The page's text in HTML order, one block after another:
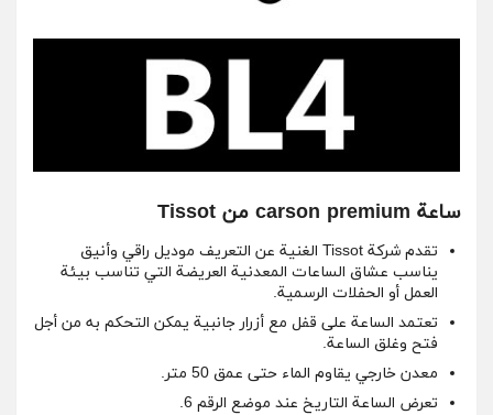
ساعة carson premium من Tissot
تقدم شركة Tissot الغنية عن التعريف موديل راقي وأنيق
يناسب عشاق الساعات المعدنية العريضة التي تناسب بيئة
العمل أو الحفلات الرسمية.
تعتمد الساعة على قفل مع أزرار جانبية يمكن التحكم به من أجل
فتح وغلق الساعة.
معدن خارجي يقاوم الماء حتى عمق 50 متر.
تعرض الساعة التاريخ عند موضع الرقم 6.